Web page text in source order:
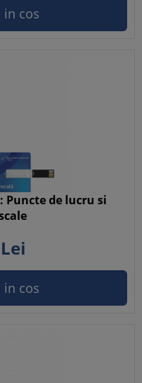
in cos
Puncte de lucru si
Lei
in cos